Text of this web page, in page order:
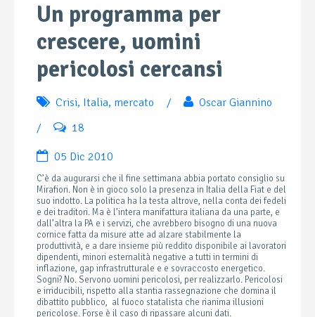
Un programma per
crescere, uomini
pericolosi cercansi
Crisi, Italia, mercato /
Oscar Giannino
/
18
05 Dic 2010
C’è da augurarsi che il fine settimana abbia portato consiglio su
Mirafiori. Non è in gioco solo la presenza in Italia della Fiat e del
suo indotto. La politica ha la testa altrove, nella conta dei fedeli
e dei traditori. Ma è l’intera manifattura italiana da una parte, e
dall’altra la PA e i servizi, che avrebbero bisogno di una nuova
cornice fatta da misure atte ad alzare stabilmente la
produttività, e a dare insieme più reddito disponibile ai lavoratori
dipendenti, minori esternalità negative a tutti in termini di
inflazione, gap infrastrutturale e e sovraccosto energetico.
Sogni? No. Servono uomini pericolosi, per realizzarlo. Pericolosi
e irriducibili, rispetto alla stantia rassegnazione che domina il
dibattito pubblico, al fuoco statalista che rianima illusioni
pericolose. Forse è il caso di ripassare alcuni dati.